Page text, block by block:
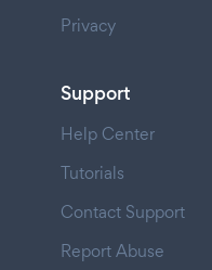
Privacy
Support
Help Center
Tutorials
Contact Support
Report Abuse